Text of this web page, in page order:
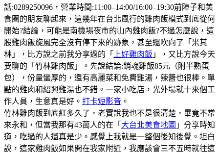
話:0289250096，營業時間:11:00–14:00/16:00–19:30前陣子和美
食圈的朋友聊起來，這幾年在台北風行的雞肉飯模式到底從何
開始?結論，可能是南機場夜市的山內雞肉飯?不過怎麼說，這
股雞肉飯旋風完全沒有停下來的跡象，甚至還吹向了「米其
林」，比方說之前我分享過的「
上好雞肉飯 」，又比方說今天
要聊的「竹林雞肉飯」。先說結論:銷魂雞飯85元（附半熟蛋
包），份量蠻厚的，還有高麗菜和免費雞湯，辣醬也很棒。單
點的雞肉和紹興雞湯也不錯。一家小吃店，光外場就十來個工
作人員，生意真是好。 打卡短影音 。
竹林雞肉飯到底紅多久了，老實說我也不是很清楚，畢竟不常
來永和，但當我那有43萬人的在「 大台北美食地圖 」分享時知
道，吃過的人還真是少。感覺上我就是一整個後知後覺。坦白
說，這家雞肉飯如果開在我家附近，我應該會三不五時就往這